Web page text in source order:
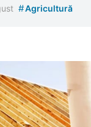
#Agricultură